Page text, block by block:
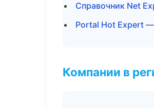
Справочник Net
Portal Hot Expert
Компании в